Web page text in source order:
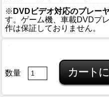
※ DVDビデオ対応のプレー
す。ゲーム機、車載DVDプ
作は保証しておりません。
数量